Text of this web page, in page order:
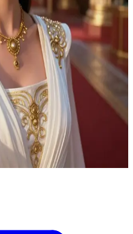
달라
고조되는 갈등 속에서 은하
높이고 있습니다. 당신은 긴
동료 외교관이거나, 분리주의
맹입니다.